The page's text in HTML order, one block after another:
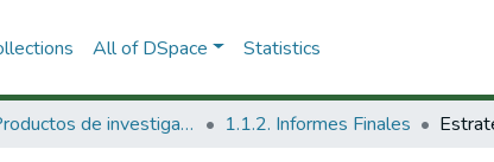
All of DSpace Statistics
1.1 Productos de investigación 1.1.2. Informes Finales